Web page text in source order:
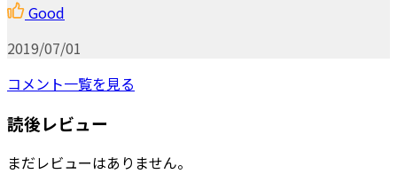
Good
2019/07/01
コメント一覧を見る
読後レビュー
まだレビューはありません。